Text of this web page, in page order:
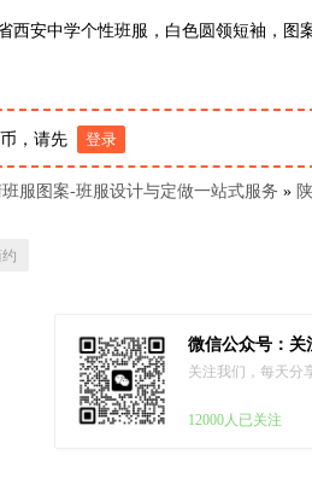
西安中学个性班服，白色圆领短袖，
，请先 登录
服图案-班服设计与定做一站式服务 »
微信公众号：关
关注我们，每天分
12000人已关注